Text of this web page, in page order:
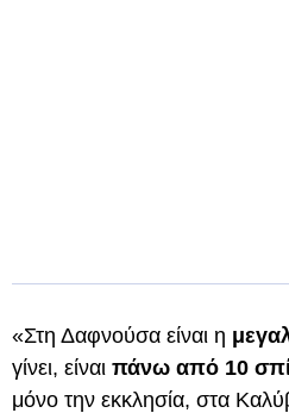
«Στη Δαφνούσα είναι η
γίνει, είναι πάνω από 10
μόνο την εκκλησία, στα